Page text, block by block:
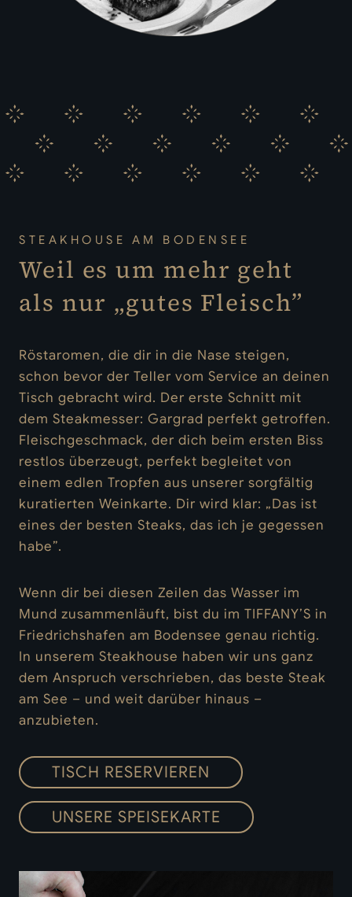
STEAKHOUSE AM BODENSEE
Weil es um mehr geht
als nur „gutes Fleisch”
Röstaromen, die dir in die Nase steigen,
schon bevor der Teller vom Service an deinen
Tisch gebracht wird. Der erste Schnitt mit
dem Steakmesser: Gargrad perfekt getroffen.
Fleischgeschmack, der dich beim ersten Biss
restlos überzeugt, perfekt begleitet von
einem edlen Tropfen aus unserer sorgfältig
kuratierten Weinkarte. Dir wird klar: „Das ist
eines der besten Steaks, das ich je gegessen
habe”.
Wenn dir bei diesen Zeilen das Wasser im
Mund zusammenläuft, bist du im TIFFANY’S in
Friedrichshafen am Bodensee genau richtig.
In unserem Steakhouse haben wir uns ganz
dem Anspruch verschrieben, das beste Steak
am See – und weit darüber hinaus –
anzubieten.
TISCH RESERVIEREN
UNSERE SPEISEKARTE